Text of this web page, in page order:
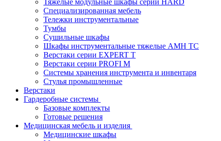
Тяжелые модульные шкафы серии HARD
Cпециализированная мебель
Тележки инструментальные
Тумбы
Cушильные шкафы
Шкафы инструментальные тяжелые AMH TC
Верстаки серии EXPERT T
Верстаки серии PROFI M
Системы хранения инструмента и инвентаря
Стулья промышленные
Верстаки
Гардеробные системы
Базовые комплекты
Готовые решения
Медицинская мебель и изделия
Медицинские шкафы